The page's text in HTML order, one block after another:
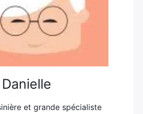
et grande spécialiste